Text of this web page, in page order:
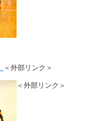
＜外部リンク＞
＜外部リンク＞